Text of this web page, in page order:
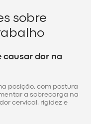
sobre
causar dor na
posição, com postura
a sobrecarga na
cervical, rigidez e